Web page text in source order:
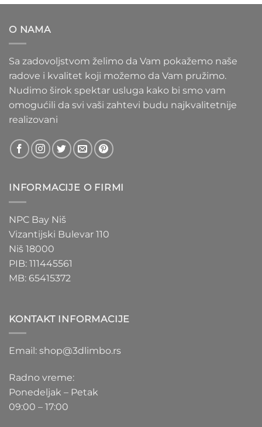
1.100 RSD
O NAMA
Sa zadovoljstvom želimo da Vam pokažemo naše
radove i kvalitet koji možemo da Vam pružimo.
Nudimo širok spektar usluga kako bi smo vam
omogućili da svi vaši zahtevi budu najkvalitetnije
realizovani
INFORMACIJE O FIRMI
NPC Bay Niš
Vizantijski Bulevar 110
Niš 18000
PIB: 111445561
MB: 65415372
KONTAKT INFORMACIJE
Email: shop@3dlimbo.rs
Radno vreme:
Ponedeljak – Petak
09:00 – 17:00